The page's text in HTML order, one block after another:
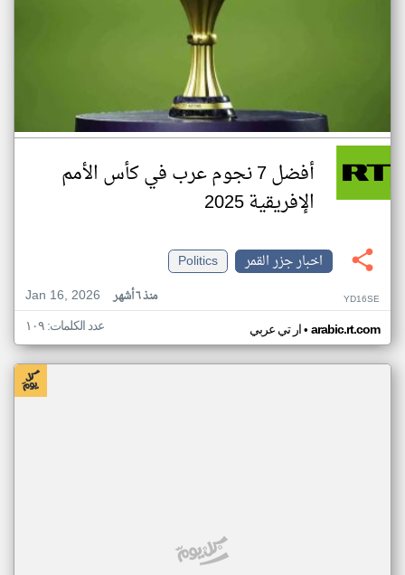
أفضل 7 نجوم عرب في كأس الأمم
الإفريقية 2025
اخبار جزر القمر
Politics
Jan 16, 2026
منذ ٦ أشهر YD16SE
ار تي عربي• arabic.rt.com عدد الكلمات: ١٠٩